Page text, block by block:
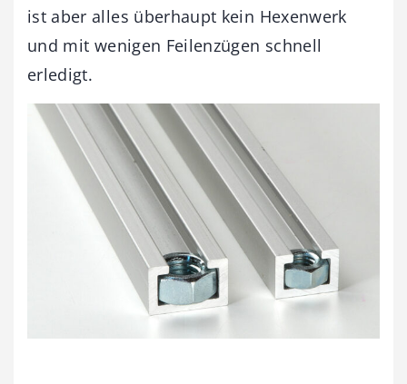
ist aber alles überhaupt kein Hexenwerk
und mit wenigen Feilenzügen schnell
erledigt.